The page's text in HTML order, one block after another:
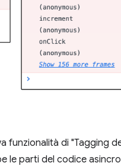
funzionalità di "Tagging
le parti del codice